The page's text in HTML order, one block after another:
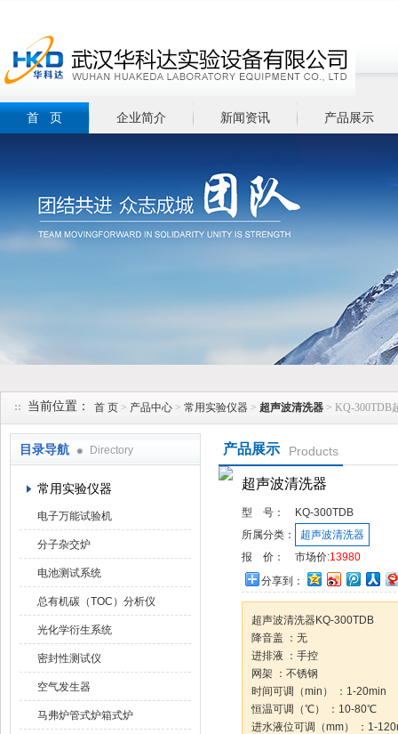
首 页 企业简介 新闻资讯 产品展示
当前位置： 首 页 > 产品中心 > 常用实验仪器 > 超声波清洗器 > KQ-300TDB
目录导航 Directory
常用实验仪器
电子万能试验机
分子杂交炉
电池测试系统
总有机碳（TOC）分析仪
光化学衍生系统
密封性测试仪
空气发生器
马弗炉管式炉箱式炉
产品展示 Products
超声波清洗器
型 号：
KQ-300TDB
所属分类：
超声波清洗器
报 价：
市场价:13980
分享到：
超声波清洗器KQ-300TDB
降音盖 ：无
进排液 ：手控
网架 ：不锈钢
时间可调（min） ：1-20min
恒温可调（℃） ：10-80℃
进水液位可调（mm） ：1-